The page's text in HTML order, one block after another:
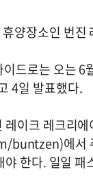
양장소인 번
이드로는 오는
4일 발표했다.
레이크 레크리
에서
한다. 일일